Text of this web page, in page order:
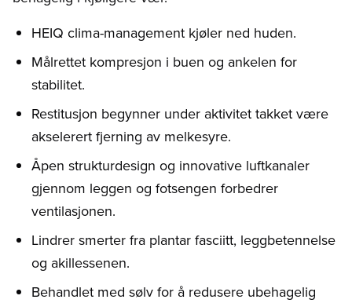
HEIQ clima-management kjøler ned huden.
Målrettet kompresjon i buen og ankelen for
stabilitet.
Restitusjon begynner under aktivitet takket være
akselerert fjerning av melkesyre.
Åpen strukturdesign og innovative luftkanaler
gjennom leggen og fotsengen forbedrer
ventilasjonen.
Lindrer smerter fra plantar fasciitt, ​​leggbetennelse
og akillessenen.
Behandlet med sølv for å redusere ubehagelig